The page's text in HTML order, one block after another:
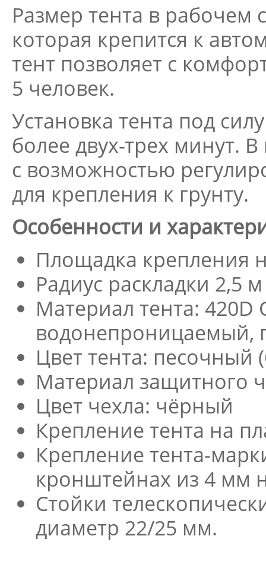
Размер тента в рабочем
которая крепится к
тент позволяет с
5 человек.
Установка тента под
более двух-трех минут.
с возможностью
для крепления к грунту.
Особенности и
Площадка крепления
Радиус раскладки 2,5
Материал тента:
водонепроницаемый,
Цвет тента: песочный
Материал защитного
Цвет чехла: чёрный
Крепление тента на
Крепление тента-
кронштейнах из 4 мм
Стойки
диаметр 22/25 мм.